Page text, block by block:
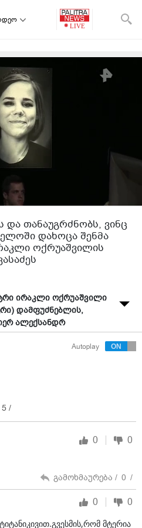
და თანაუგრძნობს, ვინც
დახოცა შენმა
ოქრუაშვილის
ირაკლი ოქრუაშვილი
დამფუძნებლის,
ალექსანდრ
წერილს
მისი სტატიის
ემოციების
მის ძმადნაფიც -
დაატყდა თავს. ძალიან
ის ზემო იმერეთში,
"კნიგინია"
გახადა. არანაკლებ
Autoplay
5 /
0 0
გამოხმაურება / 0 /
0 0
მტერია